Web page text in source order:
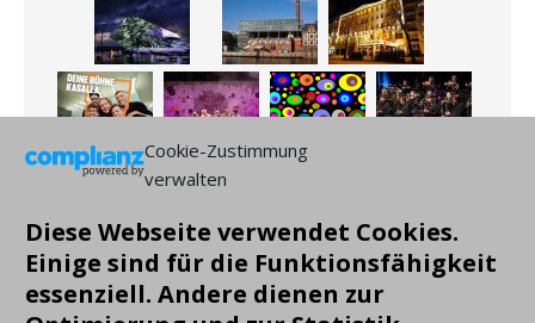
Cookie-Zustimmung
verwalten
Diese Webseite verwendet Cookies.
Einige sind für die Funktionsfähigkeit
essenziell. Andere dienen zur